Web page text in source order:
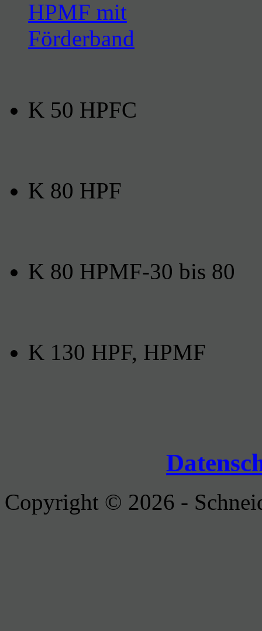
K 50 HPFC
K 80 HPF
K 80 HPMF-30 bis 80
K 130 HPF, HPMF
Copyright © 2026 -